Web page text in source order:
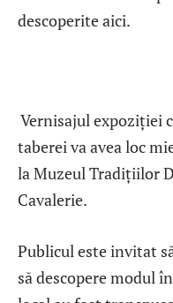
descoperite aici.
Vernisajul expoziției
taberei va avea loc
la Muzeul Tradițiilor
Cavalerie.
Publicul este invitat
să descopere modul